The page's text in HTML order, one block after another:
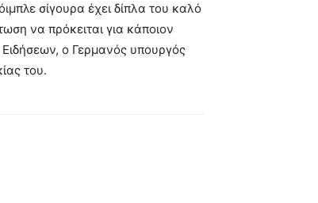
σίγουρα έχει δίπλα του καλό
να πρόκειται για κάποιον
ο Γερμανός υπουργός
του.